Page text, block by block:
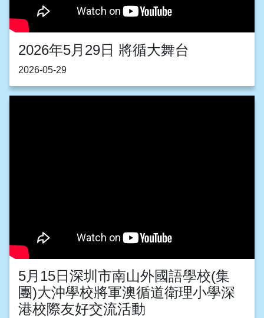
2026年5月29日 將循大舞台
2026-05-29
5月15日深圳市南山外國語學校(集
團)大沖學校將軍澳循道衛理小學深
港校際友好交流活動